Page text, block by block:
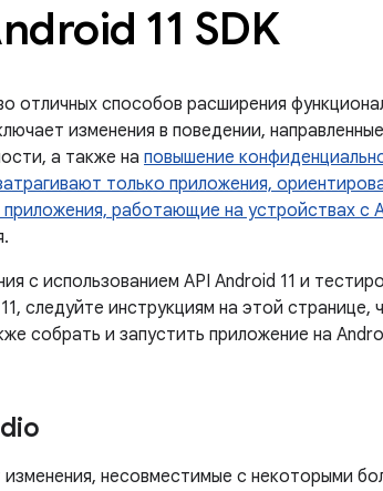
11 SDK
отличных способов расширения
изменения в поведении,
а также на повышение
только приложения,
работающие на устройствах с
с использованием API Android 11 и
следуйте инструкциям на этой странице,
собрать и запустить приложение на
изменения, несовместимые с некоторыми